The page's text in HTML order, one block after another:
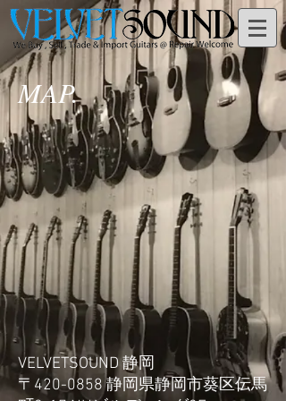
MAP.
VELVETSOUND 静岡
​〒420-0858 静岡県静岡市葵区伝馬